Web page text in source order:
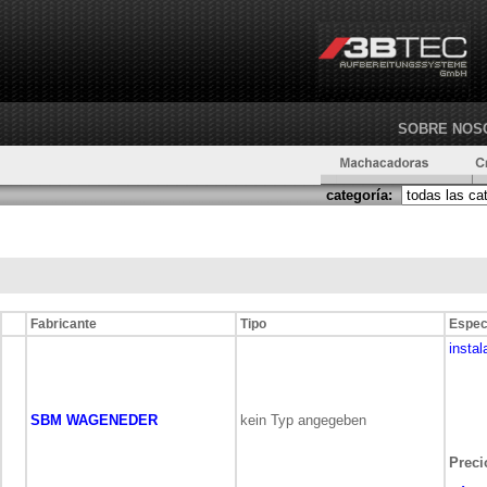
SOBRE
categoría:
Fabricante Tipo
SBM WAGENEDER kein Typ angegeben